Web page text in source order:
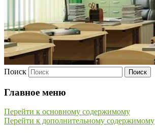
Поиск
Главное меню
Перейти к основному содержимому
Перейти к дополнительному содержимому